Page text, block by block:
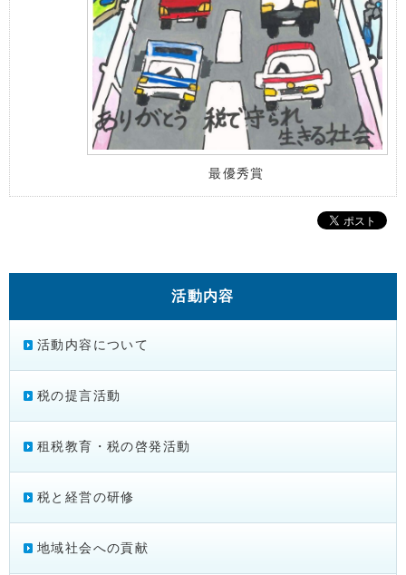
最優秀賞
活動内容
活動内容について
税の提言活動
租税教育・税の啓発活動
税と経営の研修
地域社会への貢献